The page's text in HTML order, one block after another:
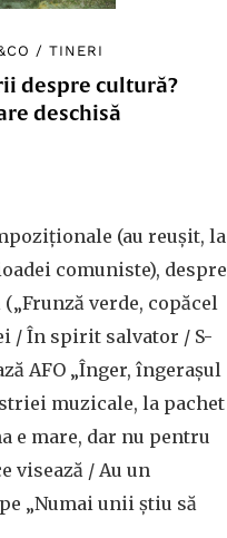
/TINERI
despre cultură?
deschisă
(au reușit, la
comuniste), despre
verde, copăcel
/ În spirit salvator / S-
AFO „Înger, îngerașul
muzicale, la pachet
e mare, dar nu pentru
visează / Au un
„Numai unii știu să